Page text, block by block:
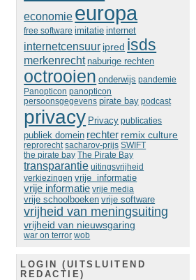
economie europa
free software imitatie internet
internetcensuur ipred isds
merkenrecht naburige rechten
octrooien onderwijs pandemie
Panopticon panopticon
persoonsgegevens pirate bay podcast
privacy Privacy publicaties
publiek domein rechter remix culture
reprorecht sacharov-prijs SWIFT
the pirate bay The Pirate Bay
transparantie uitingsvrijheid
verkiezingen vrije informatie
vrije informatie vrije media
vrije schoolboeken vrije software
vrijheid van meningsuiting
vrijheid van nieuwsgaring
war on terror wob
LOGIN (UITSLUITEND
REDACTIE)